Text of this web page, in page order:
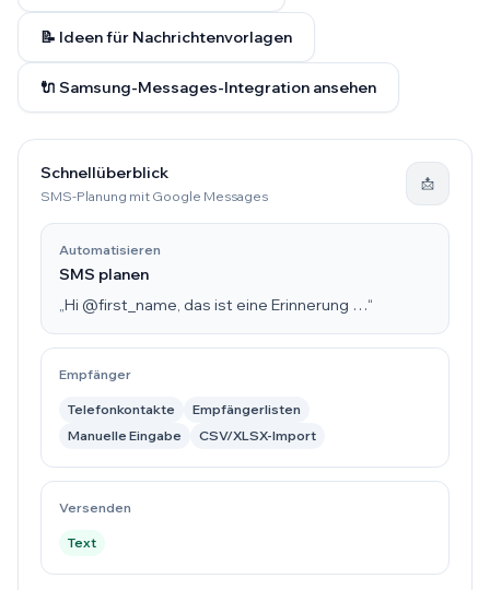
📝 Ideen für Nachrichtenvorlagen
🔌 Samsung-Messages-Integration ansehen
Schnellüberblick
SMS-Planung mit Google Messages
📩
Automatisieren
SMS planen
„Hi @first_name, das ist eine Erinnerung …“
Empfänger
Telefonkontakte
Empfängerlisten
Manuelle Eingabe
CSV/XLSX-Import
Versenden
Text